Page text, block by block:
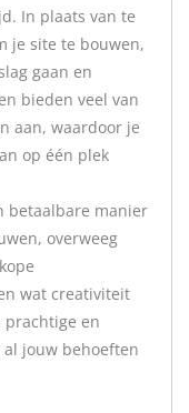
In plaats van te
je site te bouwen,
gaan en
bieden veel van
aan, waardoor je
op één plek
betaalbare manier
overweeg
wat creativiteit
prachtige en
jouw behoeften